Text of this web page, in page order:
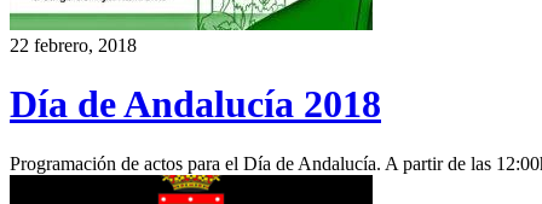
22 febrero, 2018
Día de Andalucía 2018
Programación de actos para el Día de Andalucía. A partir de las